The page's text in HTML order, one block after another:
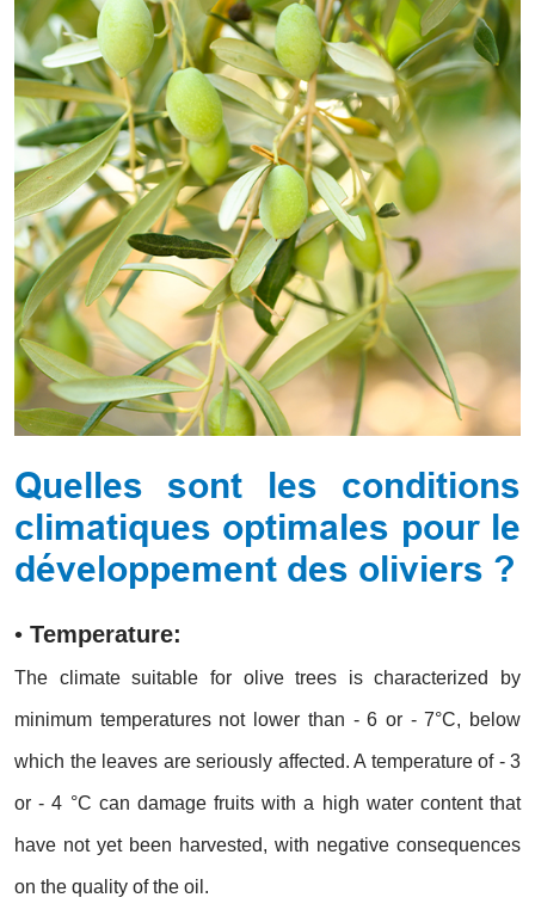
Quelles sont les conditions
climatiques optimales pour le
développement des oliviers ?
• Temperature:
The climate suitable for olive trees is characterized by
minimum temperatures not lower than - 6 or - 7°C, below
which the leaves are seriously affected. A temperature of - 3
or - 4 °C can damage fruits with a high water content that
have not yet been harvested, with negative consequences
on the quality of the oil.